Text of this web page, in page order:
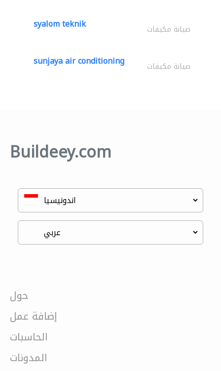
syalom teknik صيانة مكيفات
sunjaya air conditioning صيانة مكيفات
Buildeey.com
حول
إضافة عمل
الحاسبات
المدونات